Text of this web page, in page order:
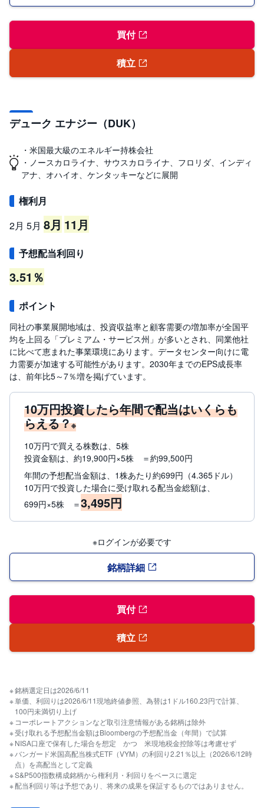
買付
積立
デューク エナジー（DUK）
・米国最大級のエネルギー持株会社
・ノースカロライナ、サウスカロライナ、フロリダ、インディ
アナ、オハイオ、ケンタッキーなどに展開
権利月
2月 5月 8月 11月
予想配当利回り
3.51％
ポイント
同社の事業展開地域は、投資収益率と顧客需要の増加率が全国平
均を上回る「プレミアム・サービス州」が多いとされ、同業他社
に比べて恵まれた事業環境にあります。データセンター向けに電
力需要が加速する可能性があります。2030年までのEPS成長率
は、前年比5～7％増を掲げています。
10万円投資したら年間で配当はいくらも
らえる？※
10万円で買える株数は、5株
投資金額は、約19,900円×5株 ＝約99,500円
年間の予想配当金額は、1株あたり約699円（4.365ドル）
10万円で投資した場合に受け取れる配当金総額は、
699円×5株 ＝3,495円
※ログインが必要です
銘柄詳細
買付
積立
銘柄選定日は2026/6/11
単価、利回りは2026/6/11現地終値参照、為替は1ドル160.23円で計算、
100円未満切り上げ
コーポレートアクションなど取引注意情報がある銘柄は除外
受け取れる予想配当金額はBloombergの予想配当金（年間）で試算
NISA口座で保有した場合を想定 かつ 米現地税金控除等は考慮せず
バンガード米国高配当株式ETF（VYM）の利回り2.21％以上（2026/6/12時
点）を高配当として定義
S&P500指数構成銘柄から権利月・利回りをベースに選定
配当利回り等は予想であり、将来の成果を保証するものではありません。